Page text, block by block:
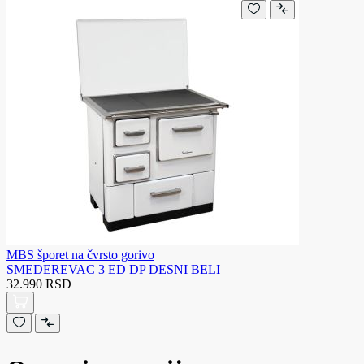
MBS šporet na čvrsto gorivo
SMEDEREVAC 3 ED DP DESNI BELI
32.990 RSD